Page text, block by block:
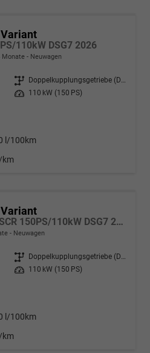
110kW DSG7 2026
Monate Neuwagen
Getriebe
Doppelkupplungsgetriebe (DSG)
Leistung 110 kW (150 PS)
l/100km
km
Elegance 2.0 TDI EVO SCR 150PS/110kW DSG7 2026
Neuwagen
Getriebe
Doppelkupplungsgetriebe (DSG)
Leistung 110 kW (150 PS)
l/100km
km